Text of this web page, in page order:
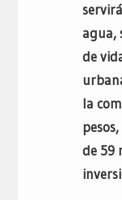
agua,
de
la
de 59